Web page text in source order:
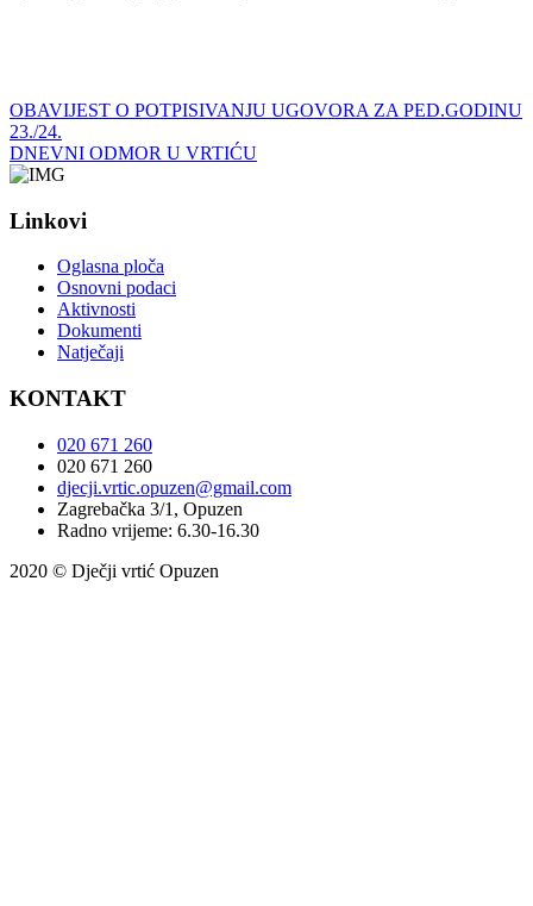
OBAVIJEST O POTPISIVANJU UGOVORA ZA PED.GODINU
23./24.
DNEVNI ODMOR U VRTIĆU
Linkovi
Oglasna ploča
Osnovni podaci
Aktivnosti
Dokumenti
Natječaji
KONTAKT
020 671 260
020 671 260
djecji.vrtic.opuzen@gmail.com
Zagrebačka 3/1, Opuzen
Radno vrijeme: 6.30-16.30
2020 © Dječji vrtić Opuzen